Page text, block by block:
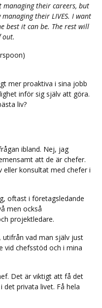
managing their careers, but
their LIVES. I want
best it can be. The rest will
out.
mer proaktiva i sina jobb
inför sig själv att göra.
liv?
ibland. Nej, jag
att de är chefer.
eller konsultat med chefer i
oftast i företagsledande
men också
projektledare.
utifrån vad man själv just
vid chefsstöd och i mina
Det är viktigt att få det
privata livet. Få hela